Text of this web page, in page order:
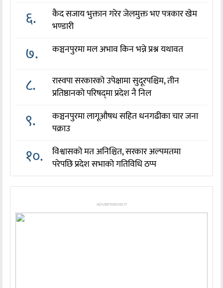
६.
कैद सजाय भुक्तान गरेर जेलमुक्त भए पत्रकार खेम
भण्डारी
७. कञ्चनपुरमा मल अभाव किन भन्ने प्रश्न यथावत
८.
रास्वपा सरकारको उपेक्षामा सुदूरपश्चिम, तीन
प्रतिष्ठानको परिषद्‌मा प्रदेश नै निल
९.
कञ्चनपुरमा लागूऔषध सहित धनगढीका चार जना
पक्राउ
१०.
विश्वासको मत अनिश्चित, सरकार अल्पमतमा
परेपछि प्रदेश सभाको गतिविधि ठप्प
ADVERTISEMENT